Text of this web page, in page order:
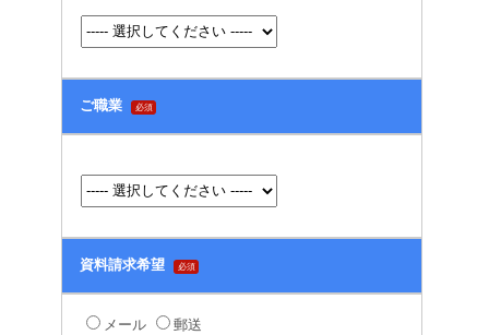
ご職業 必須
資料請求希望 必須
メール 郵送